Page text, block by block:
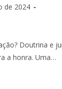
de 2024
Doutrina e
a honra. Uma…